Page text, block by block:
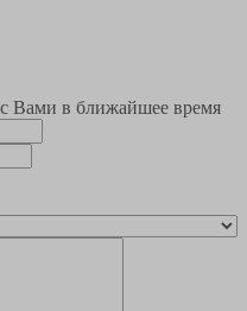
Вами в ближайшее время